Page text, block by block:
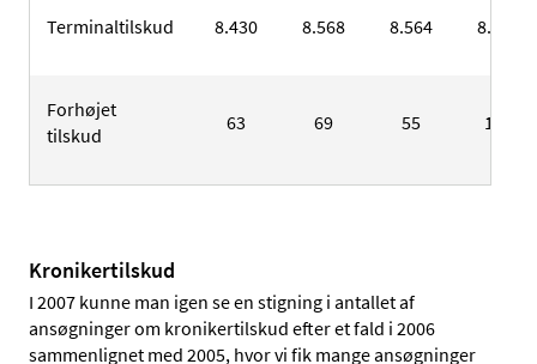
Terminaltilskud 8.430 8.568 8.564 8.883
Forhøjet
tilskud
63 69 55 102
Kronikertilskud
I 2007 kunne man igen se en stigning i antallet af
ansøgninger om kronikertilskud efter et fald i 2006
sammenlignet med 2005, hvor vi fik mange ansøgninger